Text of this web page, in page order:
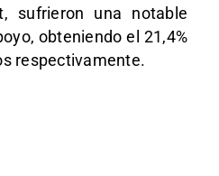
sufrieron una notable
obteniendo el 21,4%
respectivamente.